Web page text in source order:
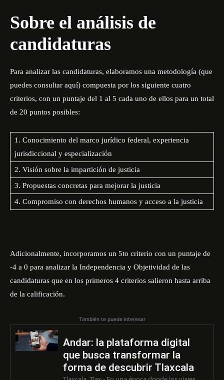
Sobre el análisis de
candidaturas
Para analizar las candidaturas, elaboramos una metodología (que
puedes consultar aquí) compuesta por los siguiente cuatro
criterios, con un puntaje del 1 al 5 cada uno de ellos para un total
de 20 puntos posibles:
1. Conocimiento del marco jurídico federal, experiencia
jurisdiccional y especialización
2. Visión sobre la impartición de justicia
3. Propuestas concretas para mejorar la justicia
4. Compromiso con derechos humanos y acceso a la justicia
Adicionalmente, incorporamos un 5to criterio con un puntaje de
-4 a 0 para analizar la Independencia y Objetividad de las
candidaturas que en los primeros 4 criterios salieron hasta arriba
de la calificación.
También te puede interesar
Andar: la plataforma digital
que busca transformar la
forma de descubrir Tlaxcala